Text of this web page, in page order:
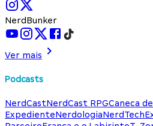
NerdBunker
Ver mais
Podcasts
NerdCastNerdCast RPGCaneca
ExpedienteNerdologiaNerdTech